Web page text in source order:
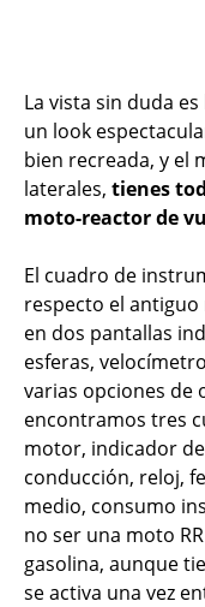
La vista sin duda
un look
bien recreada, y el
laterales, tienes
moto-reactor de
El cuadro de
respecto el
en dos pantallas
esferas,
varias opciones de
encontramos tres
motor, indicador
conducción, reloj,
medio, consumo
no ser una moto
gasolina, aunque
se activa una vez